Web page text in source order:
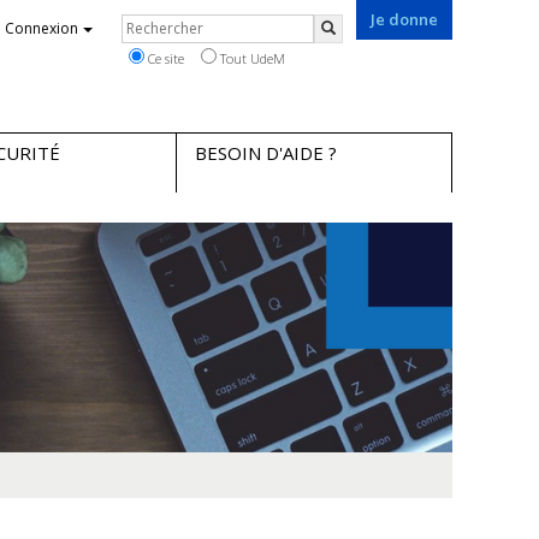
Je donne
Connexion Rechercher
Ce site Tout UdeM
BESOIN D'AIDE ?